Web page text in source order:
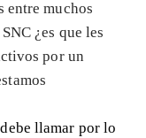
entre muchos
¿es que les
por un
llamar por lo